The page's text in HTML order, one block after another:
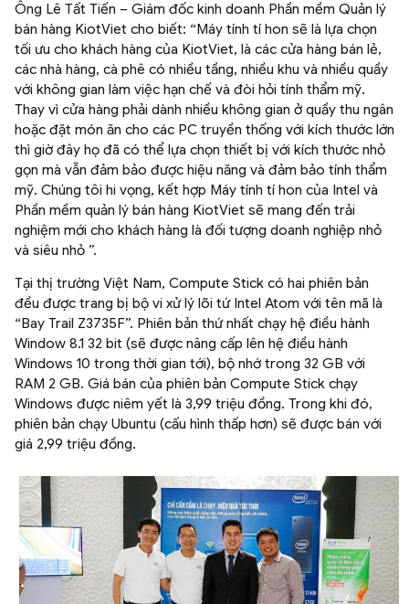
Ông Lê Tất Tiến – Giám đốc kinh doanh Phần mềm Quản lý
bán hàng KiotViet cho biết: “Máy tính tí hon sẽ là lựa chọn
tối ưu cho khách hàng của KiotViet, là các cửa hàng bán lẻ,
các nhà hàng, cà phê có nhiều tầng, nhiều khu và nhiều quầy
với không gian làm việc hạn chế và đòi hỏi tính thẩm mỹ.
Thay vì cửa hàng phải dành nhiều không gian ở quầy thu ngân
hoặc đặt món ăn cho các PC truyền thống với kích thước lớn
thì giờ đây họ đã có thể lựa chọn thiết bị với kích thước nhỏ
gọn mà vẫn đảm bảo được hiệu năng và đảm bảo tính thẩm
mỹ. Chúng tôi hi vọng, kết hợp Máy tính tí hon của Intel và
Phần mềm quản lý bán hàng KiotViet sẽ mang đến trải
nghiệm mới cho khách hàng là đối tượng doanh nghiệp nhỏ
và siêu nhỏ ”.
Tại thị trường Việt Nam, Compute Stick có hai phiên bản
đều được trang bị bộ vi xử lý lõi tứ Intel Atom với tên mã là
“Bay Trail Z3735F”. Phiên bản thứ nhất chạy hệ điều hành
Window 8.1 32 bit (sẽ được nâng cấp lên hệ điều hành
Windows 10 trong thời gian tới), bộ nhớ trong 32 GB với
RAM 2 GB. Giá bán của phiên bản Compute Stick chạy
Windows được niêm yết là 3,99 triệu đồng. Trong khi đó,
phiên bản chạy Ubuntu (cấu hình thấp hơn) sẽ được bán với
giá 2,99 triệu đồng.